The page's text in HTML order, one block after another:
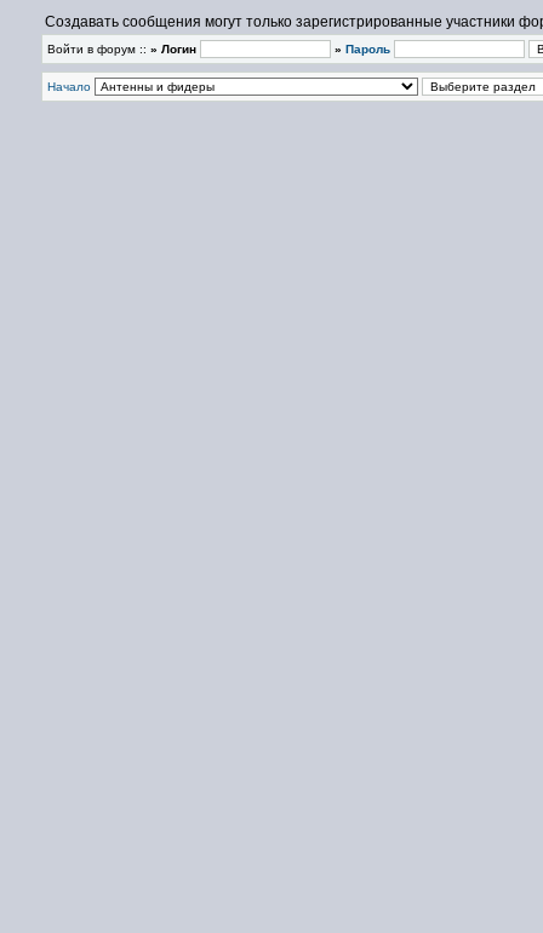
Создавать сообщения могут только зарегистрированные участники
Войти в форум :: » Логин » Пароль
Начало